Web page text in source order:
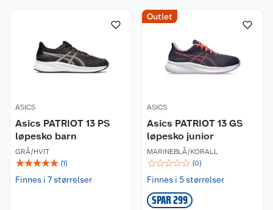
ASICS
Asics PATRIOT 13 PS
løpesko barn
GRÅ/HVIT
☆☆☆☆☆ (1)
Finnes i 7 størrelser
Outlet
ASICS
Asics PATRIOT 13 GS
løpesko junior
MARINEBLÅ/KORALL
☆☆☆☆☆ (0)
Finnes i 5 størrelser
SPAR 299